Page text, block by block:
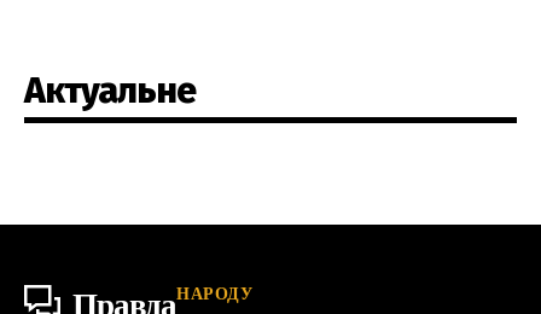
Актуальне
НАРОДУ